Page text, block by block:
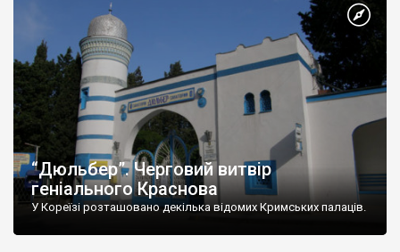
“Дюльбер”. Черговий витвір
геніального Краснова
У Кореїзі розташовано декілька відомих Кримських палаців.